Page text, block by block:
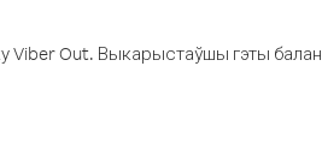
Viber Out. Выкарыстаўшы гэты